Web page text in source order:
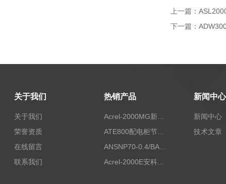
上一篇：
下一篇：
关于我们
关于我们
荣誉资质
在线留言
联系我们
热销产品
Acrel-2000MG新能源消纳安科瑞微电网能量管理系统
ATE800配电柜节点无线测温/表带捆绑/无源感应取电
ANSNP70-0.4/BANSNP中线安防保护器 治理三相不平衡
Acrel-2000E安科瑞Acrel配电室综合监控系统
新闻中心
新闻中心
技术文章